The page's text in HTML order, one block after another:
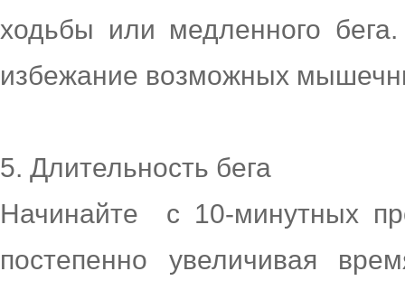
ходьбы или медленного
избежание возможных
5. Длительность бега
Начинайте с 10-минутных
постепенно увеличивая